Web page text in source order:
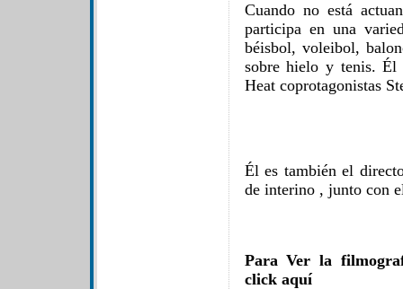
Cuando no está
participa en una
béisbol, ​​voleibol,
sobre hielo y tenis.
Heat coprotagonistas
Él es también el
de interino , junto con
Para Ver la
click aquí